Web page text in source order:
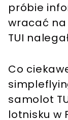
próbie
wracać
TUI
Co
samolot
lotnisku w